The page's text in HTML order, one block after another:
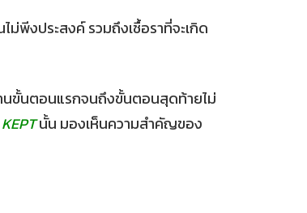
พีงประสงค์ รวมถึงเชื้อราที่จะเกิด
นขั้นตอนแรกจนถึงขั้นตอนสุดท้ายไม่
KEPTนั้น มองเห็นความสำคัญของ